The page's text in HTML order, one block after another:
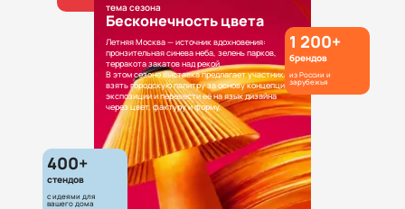
тема сезона
Бесконечность цвета
Летняя Москва — источник вдохновения:
пронзительная синева неба, зелень парков,
терракота закатов над рекой.
В этом сезоне выставка предлагает участникам
взять городскую палитру за основу концепции
экспозиции и перевести её на язык дизайна
через цвет, фактуру и форму.
400+
стендов
с идеями для
вашего дома
1 200+
брендов
из России и
зарубежья